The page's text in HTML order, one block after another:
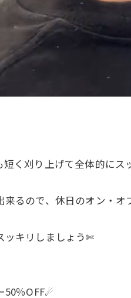
短く刈り上げて全体的にス
来るので、休日のオン・
ッキリしましょう✄
50％OFF☄︎